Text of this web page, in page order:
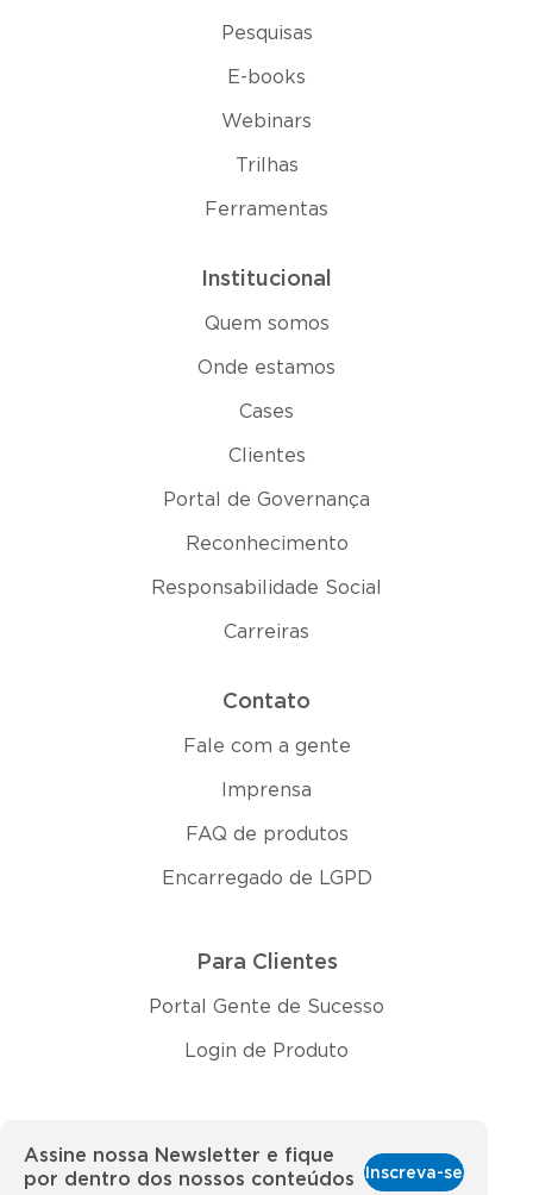
Pesquisas
E-books
Webinars
Trilhas
Ferramentas
Institucional
Quem somos
Onde estamos
Cases
Clientes
Portal de Governança
Reconhecimento
Responsabilidade Social
Carreiras
Contato
Fale com a gente
Imprensa
FAQ de produtos
Encarregado de LGPD
Para Clientes
Portal Gente de Sucesso
Login de Produto
Assine nossa Newsletter e fique
por dentro dos nossos conteúdos
Inscreva-se